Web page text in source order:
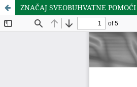
ZNAČAJ SVEOBUHVATNE